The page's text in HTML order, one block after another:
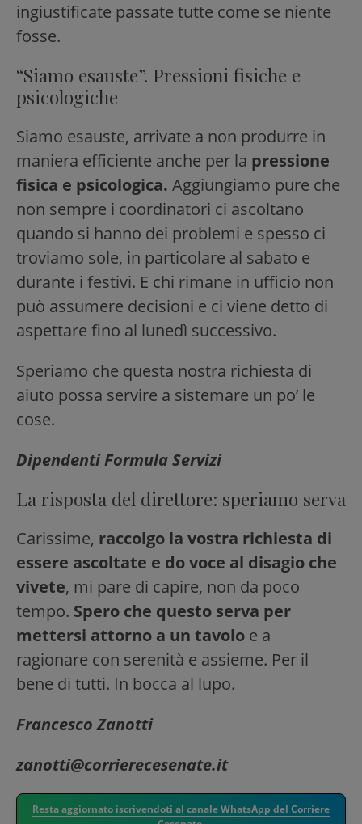
ingiustificate passate tutte come se niente
fosse.
“Siamo esauste”. Pressioni fisiche e
psicologiche
Siamo esauste, arrivate a non produrre in
maniera efficiente anche per la pressione
fisica e psicologica. Aggiungiamo pure che
non sempre i coordinatori ci ascoltano
quando si hanno dei problemi e spesso ci
troviamo sole, in particolare al sabato e
durante i festivi. E chi rimane in ufficio non
può assumere decisioni e ci viene detto di
aspettare fino al lunedì successivo.
Speriamo che questa nostra richiesta di
aiuto possa servire a sistemare un po’ le
cose.
Dipendenti Formula Servizi
La risposta del direttore: speriamo serva
Carissime, raccolgo la vostra richiesta di
essere ascoltate e do voce al disagio che
vivete, mi pare di capire, non da poco
tempo. Spero che questo serva per
mettersi attorno a un tavolo e a
ragionare con serenità e assieme. Per il
bene di tutti. In bocca al lupo.
Francesco Zanotti
zanotti@corrierecesenate.it
Resta aggiornato iscrivendoti al canale WhatsApp del Corriere